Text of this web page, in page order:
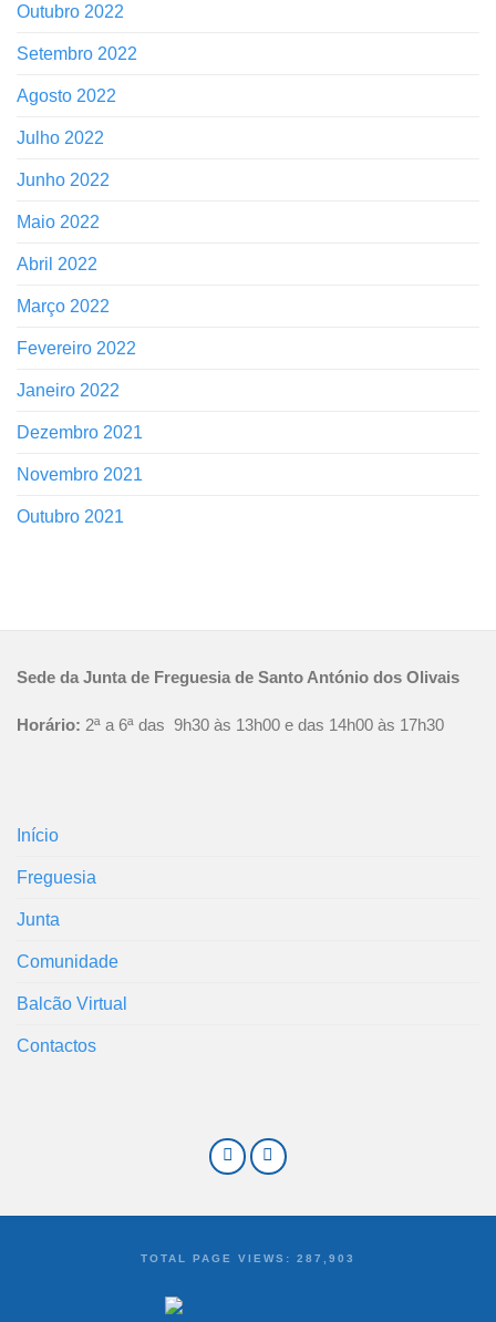
Outubro 2022
Setembro 2022
Agosto 2022
Julho 2022
Junho 2022
Maio 2022
Abril 2022
Março 2022
Fevereiro 2022
Janeiro 2022
Dezembro 2021
Novembro 2021
Outubro 2021
Sede da Junta de Freguesia de Santo António dos Olivais
Horário: 2ª a 6ª das 9h30 às 13h00 e das 14h00 às 17h30
Início
Freguesia
Junta
Comunidade
Balcão Virtual
Contactos
TOTAL PAGE VIEWS: 287,903